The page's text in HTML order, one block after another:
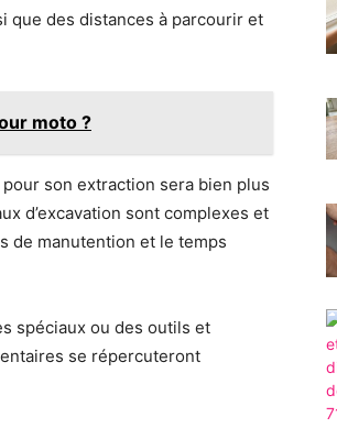
que des distances à parcourir et
moto ?
son extraction sera bien plus
d’excavation sont complexes et
de manutention et le temps
spéciaux ou des outils et
se répercuteront